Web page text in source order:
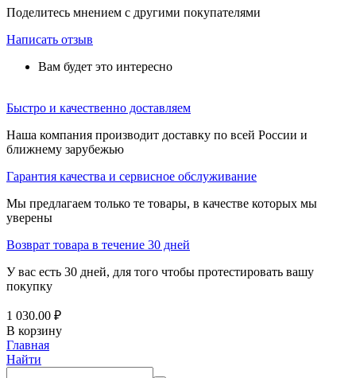
Поделитесь мнением с другими покупателями
Написать отзыв
Вам будет это интересно
Быстро и качественно доставляем
Наша компания производит доставку по всей России и
ближнему зарубежью
Гарантия качества и сервисное обслуживание
Мы предлагаем только те товары, в качестве которых мы
уверены
Возврат товара в течение 30 дней
У вас есть 30 дней, для того чтобы протестировать вашу
покупку
1 030.00 ₽
В корзину
Главная
Найти